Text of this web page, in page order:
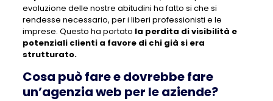
evoluzione delle nostre abitudini ha fatto si che si
rendesse necessario, per i liberi professionisti e le
imprese. Questo ha portato la perdita di visibilità e
potenziali clienti a favore di chi già si era
strutturato.
Cosa può fare e dovrebbe fare
un’agenzia web per le aziende?